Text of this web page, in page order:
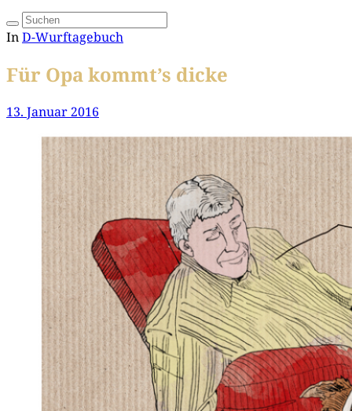
InD-Wurftagebuch
Für Opa kommt’s dicke
13. Januar 2016